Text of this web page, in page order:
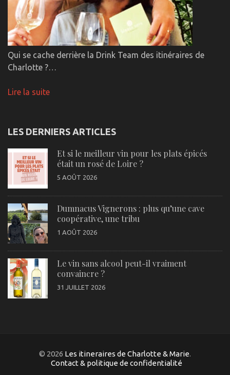
Qui se cache derrière la Drink Team des itinéraires de
Charlotte ?…
Lire la suite
LES DERNIERS ARTICLES
Et si le meilleur vin pour les plats épicés
était un rosé de Loire ?
5 AOÛT 2026
Dumnacus Vignerons : plus qu’une cave
coopérative, une tribu
1 AOÛT 2026
Le vin sans alcool peut-il vraiment
convaincre ?
31 JUILLET 2026
© 2026 Les itineraires de Charlotte & Marie.
Contact & politique de confidentialité